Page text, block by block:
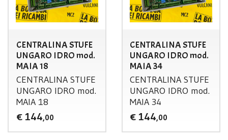
CENTRALINA STUFE
UNGARO IDRO mod.
MAIA 18
CENTRALINA STUFE
UNGARO IDRO mod.
MAIA18
€ 144,00
CENTRALINA STUFE
UNGARO IDRO mod.
MAIA 34
CENTRALINA STUFE
UNGARO IDRO mod.
MAIA 34
€ 144,00